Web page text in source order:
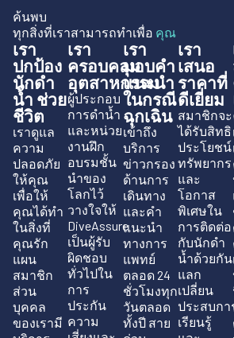
ค้นพบ
ทุกสิ่งที่เราสามารถทำเพื่อ คุณ
เรา
ปกป้อง
นักดำ
น้ำ ช่วย
ชีวิต
เราดูแล
ความ
ปลอดภัย
ให้คุณ
เพื่อให้
คุณได้ทำ
ในสิ่งที่
คุณรัก
แผน
สมาชิก
ส่วน
บุคคล
ของเรามี
เรา
ครอบคลุม
อุตสาหกรรม
ผู้ประกอบ
การดำน้ำ
และหน่วย
งานฝึก
อบรมชั้น
นำของ
โลกไว้
วางใจให้
DiveAssure
เป็นผู้รับ
ผิดชอบ
ทั่วไปใน
การ
ประกัน
ความ
เรา
มอบคำ
แนะนำ
ในกรณี
ฉุกเฉิน
เข้าถึง
บริการ
ข่าวกรอง
ด้านการ
เดินทาง
และคำ
แนะนำ
ทางการ
แพทย์
ตลอด 24
ชั่วโมงทุก
วันตลอด
ทั้งปี สาย
เรา
เสนอ
ราคาที่
ดีเยี่ยม
สมาชิกจะ
ได้รับสิทธิ
ประโยชน์
ทรัพยากร
และ
โอกาส
พิเศษใน
การติดต่อ
กับนักดำ
น้ำด้วยกัน
แลก
เปลี่ยน
ประสบก
เรียนรู้